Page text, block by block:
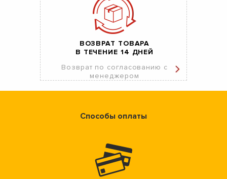
ВОЗВРАТ ТОВАРА
В ТЕЧЕНИЕ 14 ДНЕЙ
Возврат по согласованию с
менеджером
Способы оплаты